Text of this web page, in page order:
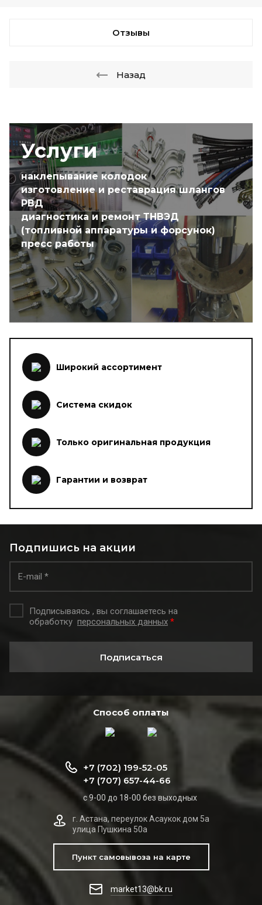
Услуги
наклепывание колодок
изготовление и реставрация шлангов
РВД
диагностика и ремонт ТНВЭД
(топливной аппаратуры и форсунок)
пресс работы
Отзывы
Назад
Широкий ассортимент
Система скидок
Только оригинальная продукция
Гарантии и возврат
Подпишись на акции
Подписываясь , вы соглашаетесь на
обработку персональных данных *
Подписаться
Способ оплаты
+7 (702) 199-52-05
+7 (707) 657-44-66
с 9-00 до 18-00 без выходных
г. Астана, переулок Асаукок дом 5а
улица Пушкина 50а
Пункт самовывоза на карте
market13@bk.ru